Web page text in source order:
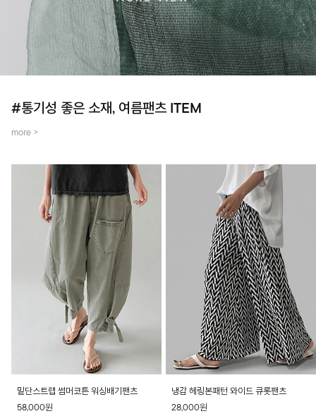
#통기성 좋은 소재, 여름팬츠 ITEM
more >
밑단스트랩 썸머코튼 워싱배기팬츠
58,000원
냉감 헤링본패턴 와이드 큐롯팬츠
28,000원